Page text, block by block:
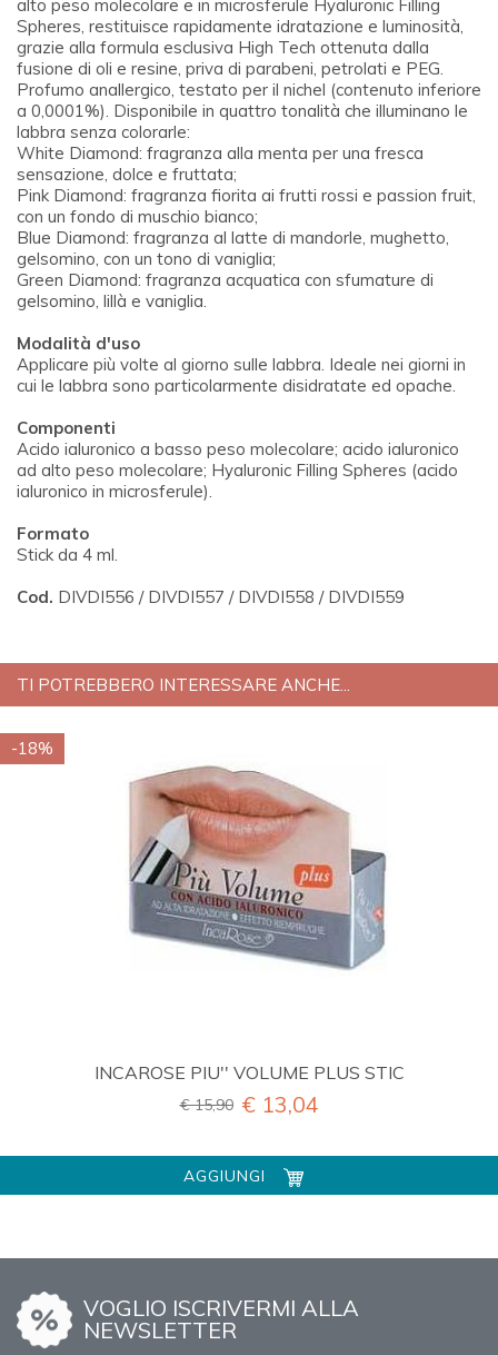
alto peso molecolare e in microsferule Hyaluronic Filling
Spheres, restituisce rapidamente idratazione e luminosità,
grazie alla formula esclusiva High Tech ottenuta dalla
fusione di oli e resine, priva di parabeni, petrolati e PEG.
Profumo anallergico, testato per il nichel (contenuto inferiore
a 0,0001%). Disponibile in quattro tonalità che illuminano le
labbra senza colorarle:
White Diamond: fragranza alla menta per una fresca
sensazione, dolce e fruttata;
Pink Diamond: fragranza fiorita ai frutti rossi e passion fruit,
con un fondo di muschio bianco;
Blue Diamond: fragranza al latte di mandorle, mughetto,
gelsomino, con un tono di vaniglia;
Green Diamond: fragranza acquatica con sfumature di
gelsomino, lillà e vaniglia.
Modalità d'uso
Applicare più volte al giorno sulle labbra. Ideale nei giorni in
cui le labbra sono particolarmente disidratate ed opache.
Componenti
Acido ialuronico a basso peso molecolare; acido ialuronico
ad alto peso molecolare; Hyaluronic Filling Spheres (acido
ialuronico in microsferule).
Formato
Stick da 4 ml.
Cod. DIVDI556 / DIVDI557 / DIVDI558 / DIVDI559
TI POTREBBERO INTERESSARE ANCHE...
INCAROSE PIU'' VOLUME PLUS STIC
€ 15,90 € 13,04
-18%
AGGIUNGI
VOGLIO ISCRIVERMI ALLA
NEWSLETTER